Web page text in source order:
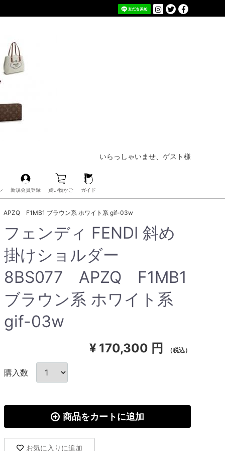
いらっしゃいませ、ゲスト様
新規会員登録 買い物かご ガイド
APZQ F1MB1 ブラウン系 ホワイト系 gif-03w
フェンディ FENDI 斜め
掛けショルダー
8BS077 APZQ F1MB1
ブラウン系 ホワイト系
gif-03w
¥ 170,300 円 （税込）
購入数
商品をカートに追加
お気に入りに追加